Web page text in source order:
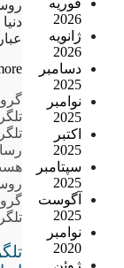
فوریه
2026
ژانویه
2026
دسامبر
2025
نوامبر
2025
اکتبر
2025
سپتامبر
2025
آگوست
2025
نوامبر
2020
»